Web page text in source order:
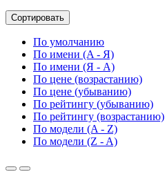
Сортировать
По умолчанию
По имени (A - Я)
По имени (Я - A)
По цене (возрастанию)
По цене (убыванию)
По рейтингу (убыванию)
По рейтингу (возрастанию)
По модели (A - Z)
По модели (Z - A)